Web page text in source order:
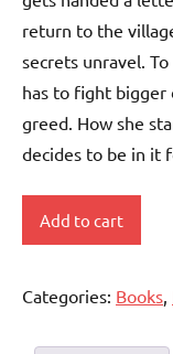
return to the
secrets unravel.
has to fight bigger
greed. How she
decides to be in it
The
Mango
quantity
Add to cart
Categories: Books,